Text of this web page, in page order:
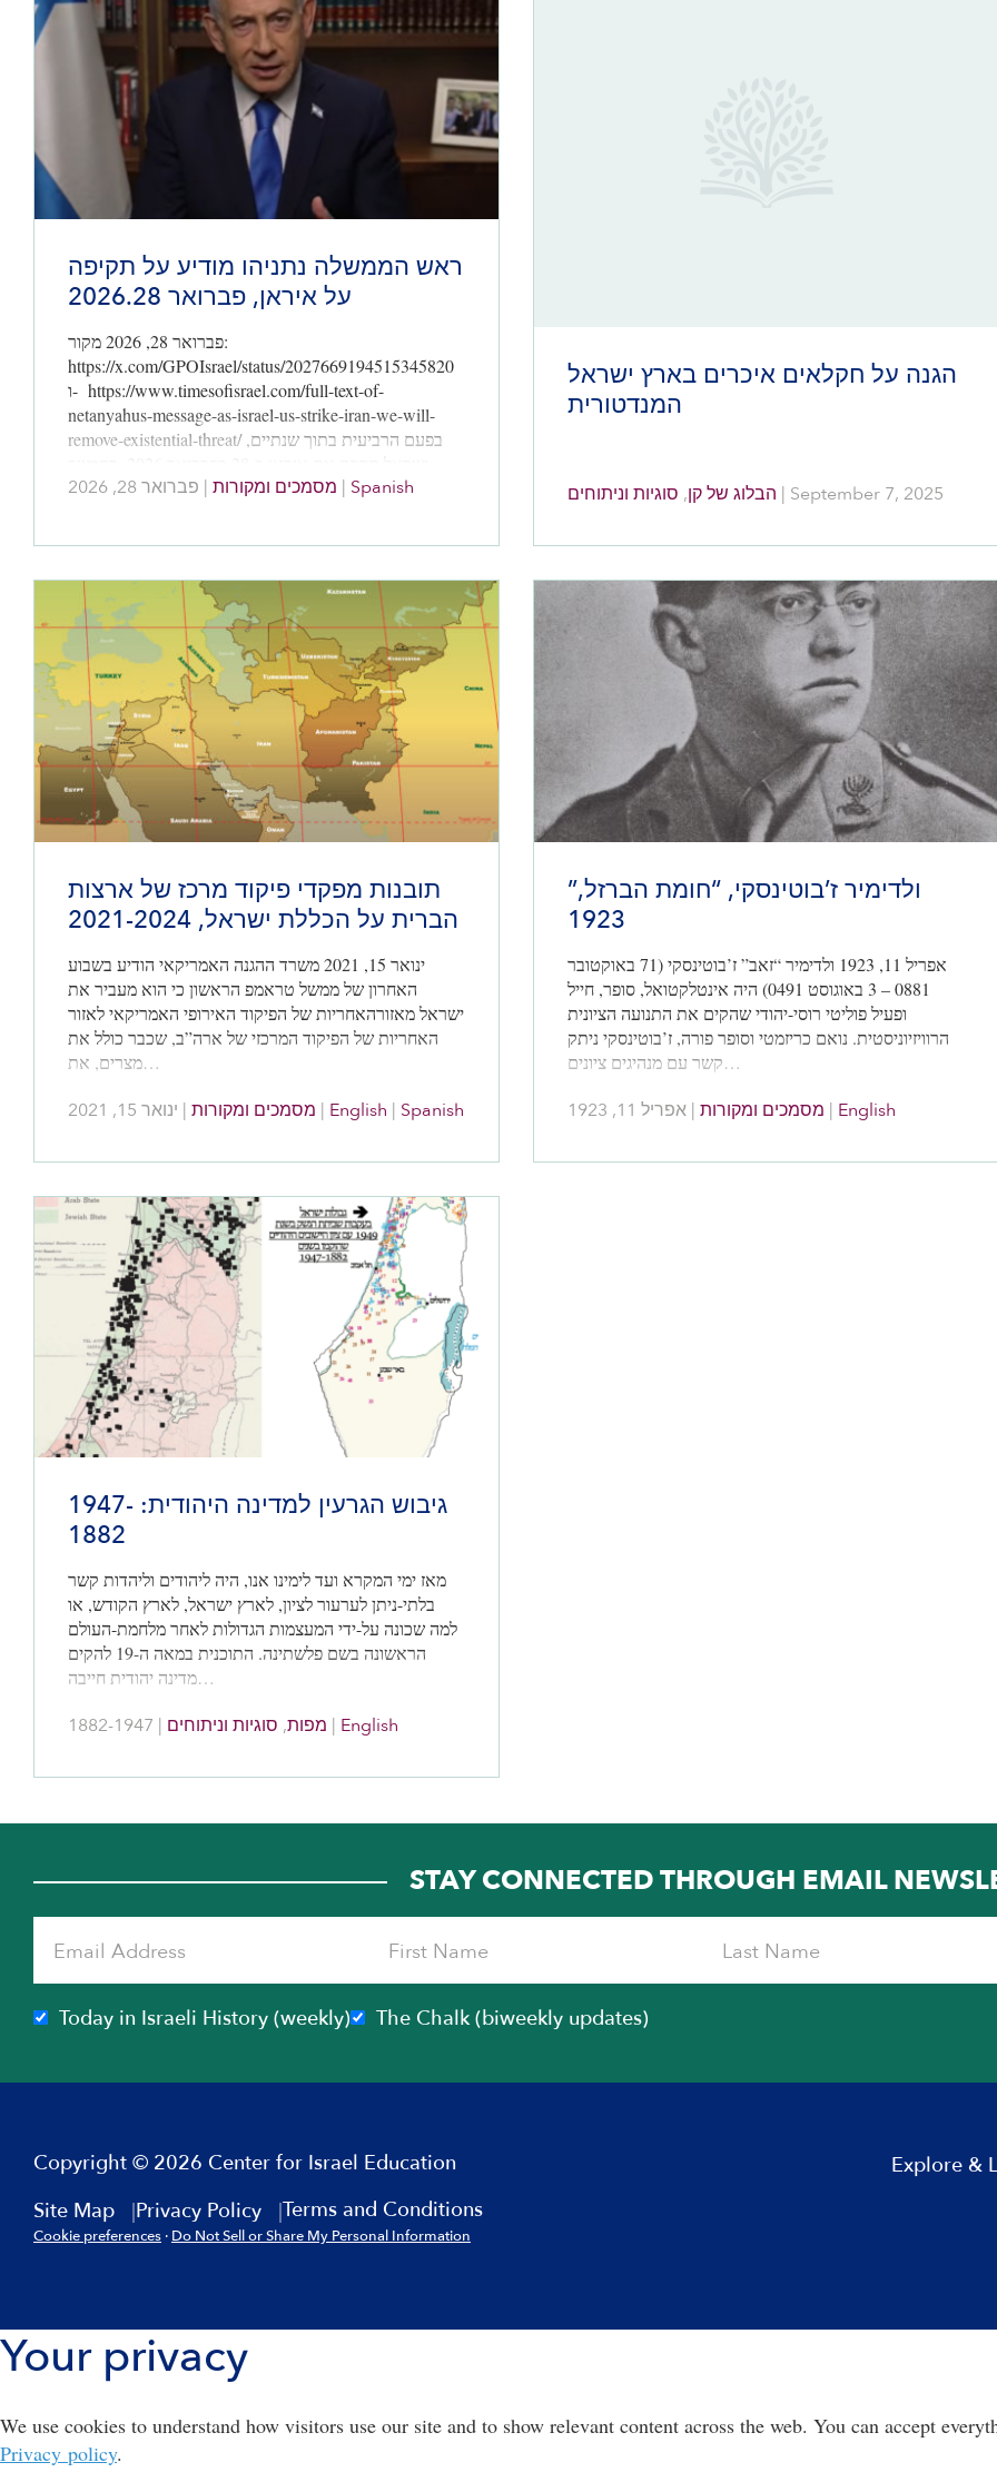
ראש הממשלה נתניהו מודיע על תקיפה
על איראן, פברואר 2026.28
פברואר 28, 2026 מקור:
https://x.com/GPOIsrael/status/2027669194515345820
ו- https://www.timesofisrael.com/full-text-of-
netanyahus-message-as-israel-us-strike-iran-we-will-
remove-existential-threat/ בפעם הרביעית בתוך שנתיים,
תהליך שיטתי של ניסיון להסיר את איראן כאיום אסטרטגי,
מסמכים ומקורות | פברואר 28, 2026 | Spanish
הגנה על חקלאים איכרים בארץ ישראל
המנדטורית
הבלוג של קן, סוגיות וניתוחים | September 7, 2025
תובנות מפקדי פיקוד מרכז של ארצות
הברית על הכללת ישראל, 2021-2024
ינואר 15, 2021 משרד ההגנה האמריקאי הודיע בשבוע
האחרון של ממשל טראמפ הראשון כי הוא מעביר את
ישראל מאזורהאחריות של הפיקוד האירופי האמריקאי לאזור
האחריות של הפיקוד המרכזי של ארה”ב, שכבר כולל את
מצרים, את…
מסמכים ומקורות | ינואר 15, 2021 | English | Spanish
ולדימיר ז’בוטינסקי, “חומת הברזל,”
1923
אפריל 11, 1923 ולדימיר “זאב” ז’בוטינסקי (71 באוקטובר
0881 – 3 באוגוסט 0491) היה אינטלקטואל, סופר, חייל
ופעיל פוליטי רוסי-יהודי שהקים את התנועה הציונית
הרוויזיוניסטית. נואם כריזמטי וסופר פורה, ז’בוטינסקי ניתק
קשר עם מנהיגים ציונים…
מסמכים ומקורות | אפריל 11, 1923 | English
גיבוש הגרעין למדינה היהודית: 1947-
1882
מאז ימי המקרא ועד לימינו אנו, היה ליהודים וליהדות קשר
בלתי-ניתן לערעור לציון, לארץ ישראל, לארץ הקודש, או
למה שכונה על-ידי המעצמות הגדולות לאחר מלחמת-העולם
הראשונה בשם פלשתינה. התוכנית במאה ה-19 להקים
מדינה יהודית חייבה…
מפות, סוגיות וניתוחים |
1882-1947 | English
STAY CONNECTED THROUGH EMAIL
Today in Israeli History (weekly) The Chalk (biweekly updates)
Copyright © 2026 Center for Israel Education
Site Map
Privacy Policy Terms and Conditions
Cookie preferences · Do Not Sell or Share My Personal Information
Explore &
Your privacy
We use cookies to understand how visitors use our site and to show relevant content across the web. You can accept
Privacy policy.